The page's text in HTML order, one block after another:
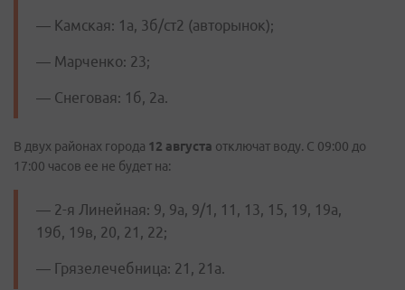
— Камская: 1а, 3б/ст2 (авторынок);
— Марченко: 23;
— Снеговая: 1б, 2а.
В двух районах города 12 августа отключат воду. С 09:00 до
17:00 часов ее не будет на:
— 2-я Линейная: 9, 9а, 9/1, 11, 13, 15, 19, 19а,
19б, 19в, 20, 21, 22;
— Грязелечебница: 21, 21а.